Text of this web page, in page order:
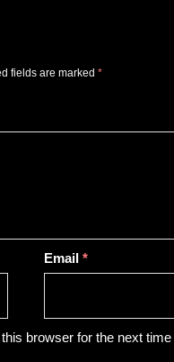
fields are marked*
Email*
browser for the next